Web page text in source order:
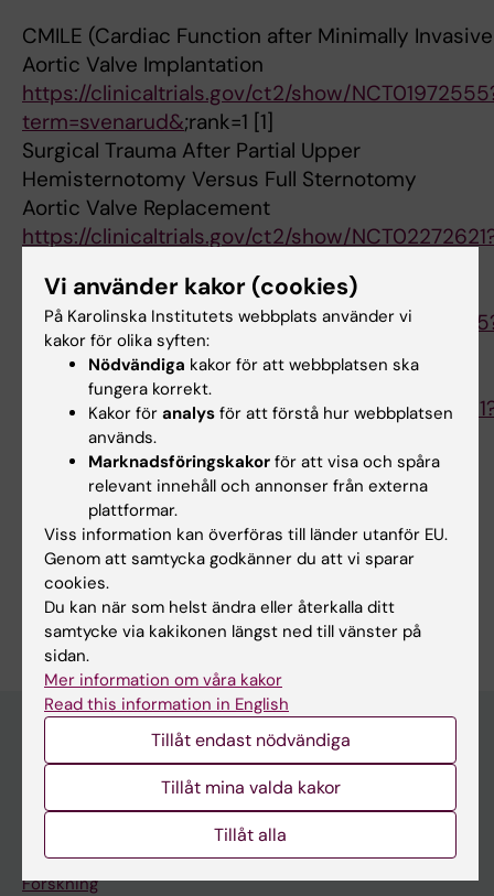
CMILE (Cardiac Function after Minimally Invasive
Aortic Valve Implantation
https://clinicaltrials.gov/ct2/show/
term=svenarud&;rank=1 [1]
Surgical Trauma After Partial Upper
Hemisternotomy Versus Full Sternotomy
Aortic Valve Replacement
https://clinicaltrials.gov/ct2/show/
https://clinicaltrials.gov/ct2/show/
term=svenarud&;amp;rank=1
https://clinicaltrials.gov/ct2/show/
term=svenarud&
Forskningsområden:
Kardiologi och kardiovaskulära sjukdomar
Kirurgi
Är du Peter Svenarud?
Redigera din profil
Huvudmeny
Utbildning
Forskning
Vi använder kakor (cookies)
På Karolinska Institutets webbplats använder vi
kakor för olika syften:
Nödvändiga kakor för att webbplatsen ska
fungera korrekt.
Kakor för analys för att förstå hur webbplatsen
används.
Marknadsföringskakor för att visa och spåra
relevant innehåll och annonser från externa
plattformar.
Viss information kan överföras till länder utanför EU.
Genom att samtycka godkänner du att vi sparar
cookies.
Du kan när som helst ändra eller återkalla ditt
samtycke via kakikonen längst ned till vänster på
sidan.
Mer information om våra kakor
Read this information in English
Tillåt endast nödvändiga
Tillåt mina valda kakor
Tillåt alla